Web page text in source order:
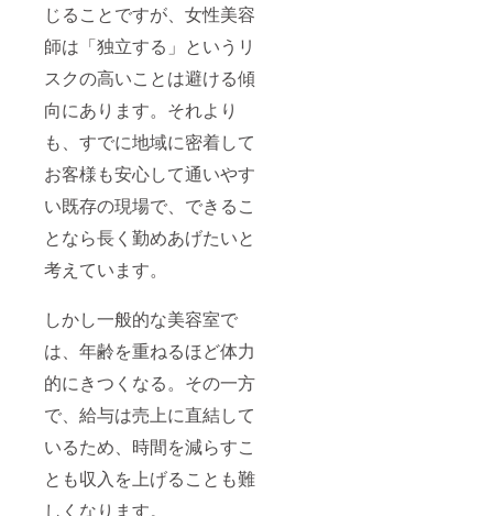
じることですが、女性美容
師は「独立する」というリ
スクの高いことは避ける傾
向にあります。それより
も、すでに地域に密着して
お客様も安心して通いやす
い既存の現場で、できるこ
となら長く勤めあげたいと
考えています。
しかし一般的な美容室で
は、年齢を重ねるほど体力
的にきつくなる。その一方
で、給与は売上に直結して
いるため、時間を減らすこ
とも収入を上げることも難
しくなります。